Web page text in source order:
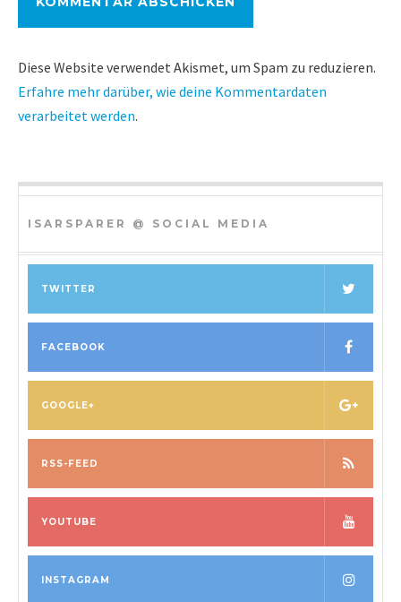
Diese Website verwendet Akismet, um Spam zu reduzieren.
Erfahre mehr darüber, wie deine Kommentardaten
verarbeitet werden.
ISARSPARER @ SOCIAL MEDIA
TWITTER
FACEBOOK
GOOGLE+
RSS-FEED
YOUTUBE
INSTAGRAM